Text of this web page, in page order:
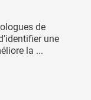
de
une
la ...